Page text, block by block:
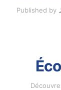
Published by